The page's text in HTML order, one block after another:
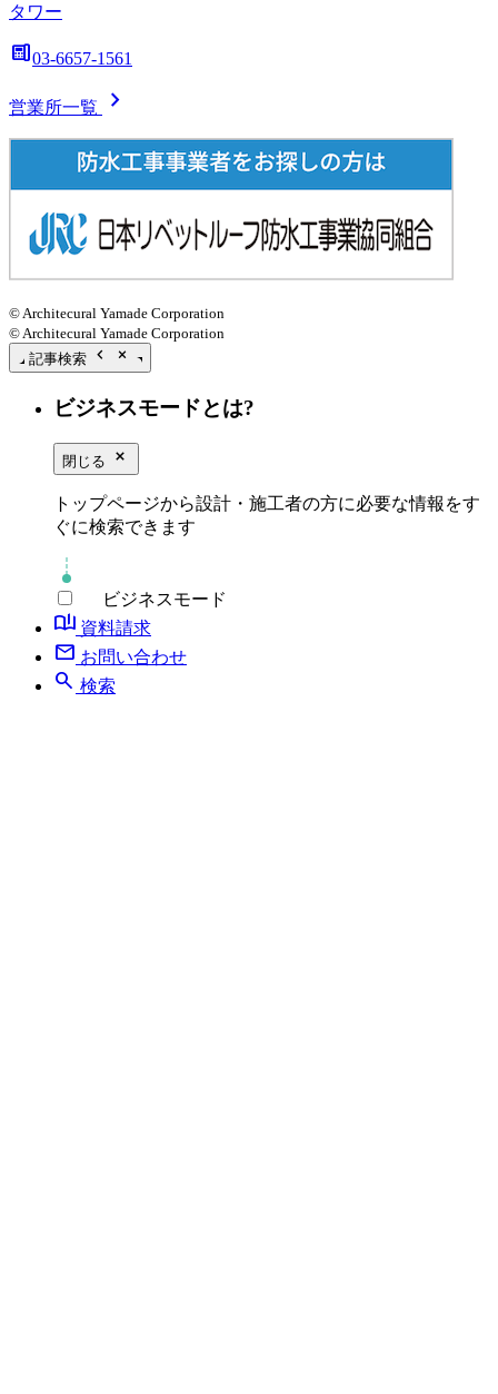
タワー
deskphone03-6657-1561
営業所一覧 chevron_right
© Architecural Yamade Corporation
© Architecural Yamade Corporation
記事検索 chevron_left close_small
ビジネスモードとは?
閉じる close_small
トップページから設計・施工者の方に必要な情報をす
ぐに検索できます
ビジネスモード
book_ribbon 資料請求
mail お問い合わせ
search 検索